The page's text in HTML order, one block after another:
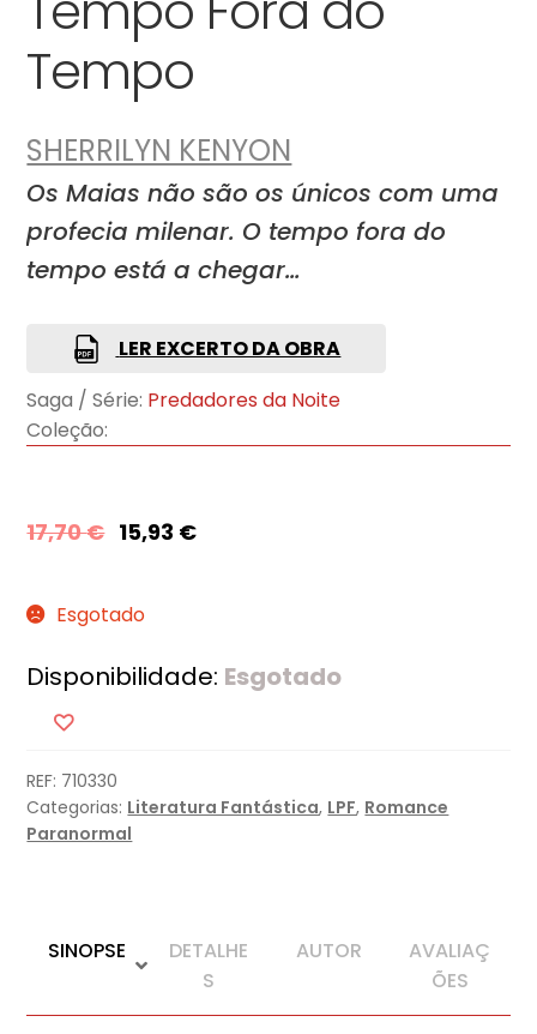
Tempo
SHERRILYN KENYON
Os Maias não são os únicos com uma
profecia milenar. O tempo fora do
tempo está a chegar…
LER EXCERTO DA OBRA
Saga / Série: Predadores da Noite
Coleção:
17,70€ 15,93 €
Esgotado
Disponibilidade: Esgotado
REF: 710330
Categorias: Literatura Fantástica, LPF, Romance
Paranormal
SINOPSE
DETALHE
S
AUTOR
AVALIAÇ
ÕES